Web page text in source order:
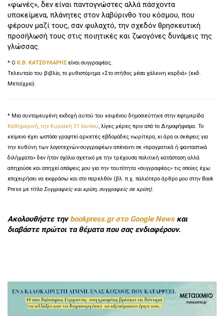
«φωνές», δεν είναι παντογνώστες αλλά πάσχοντα
υποκείμενα, πλάνητες στον λαβύρινθο του κόσμου, που
φέρουν μαζί τους, σαν φυλαχτό, την σχεδόν θρησκευτική
προσήλωσή τους στις ποιητικές και ζωογόνες δυνάμεις της
γλώσσας.
* Ο Κ.Β. ΚΑΤΣΟΥΛΑΡΗΣ είναι συγγραφέας.
Τελευταίο του βιβλίο, το μυθιστόρημα «Στο στήθος μέσα χάλκινη καρδιά» (εκδ.
Μεταίχμιο).
* Μια συντομευμένη εκδοχή αυτού του κειμένου δημοσιεύτηκε στην εφημερίδα
Καθημερινή, την Κυριακή 31 Ιουνίου, λίγες μέρες πριν από το Δημοψήφισμα. Το
κείμενο έχει ωστόσο γραφτεί αρκετές εβδομάδες νωρίτερα, κι άρα οι σκέψεις για
την ευθύνη των λογοτεχνών-συγγραφέων απέναντι σε «πραγματικά ή φανταστικά
διλήμματα» δεν ήταν σχόλιο σχετικό με την τρέχουσα πολιτική κατάσταση αλλά
απηχούσε και απηχεί απόψεις μου για την ταυτότητα «συγγραφέας» τις οποίες έχω
επιχειρήσει να εκφράσω και στο παρελθόν (βλ. π.χ. παλιότερο άρθρο μου στην Book
Press με τίτλο Συγγραφείς και κρίση, συγγραφείς σε κρίση).
Ακολουθήστε τηνbookpress.gr στο Google Newsκαι
διαβάστε πρώτοι τα θέματα που σας ενδιαφέρουν.